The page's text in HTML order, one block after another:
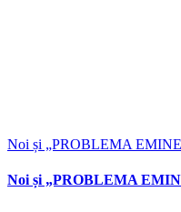
Noi și „PROBLEMA
Noi și „PROBLEMA